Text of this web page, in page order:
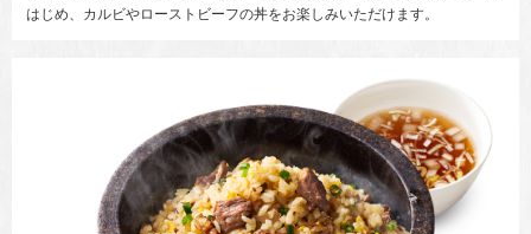
はじめ、カルビやローストビーフの丼をお楽しみいただけます。